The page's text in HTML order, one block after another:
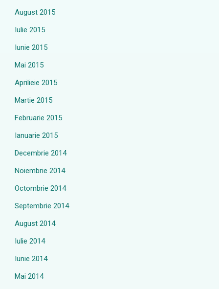
August 2015
Iulie 2015
Iunie 2015
Mai 2015
Aprilieie 2015
Martie 2015
Februarie 2015
Ianuarie 2015
Decembrie 2014
Noiembrie 2014
Octombrie 2014
Septembrie 2014
August 2014
Iulie 2014
Iunie 2014
Mai 2014